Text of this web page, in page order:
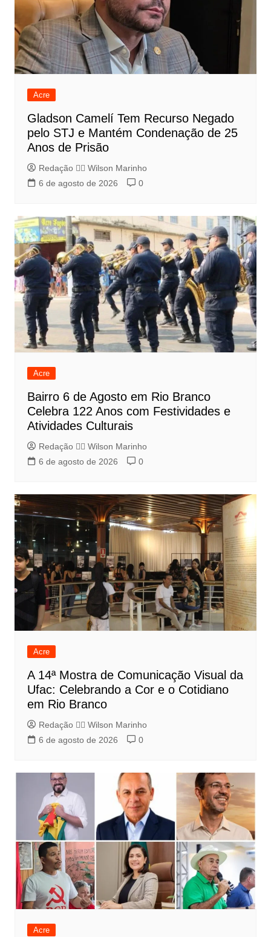
Acre
Gladson Camelí Tem Recurso Negado
pelo STJ e Mantém Condenação de 25
Anos de Prisão
Redação 👨‍⚖️​ Wilson Marinho
6 de agosto de 2026
0
Acre
Bairro 6 de Agosto em Rio Branco
Celebra 122 Anos com Festividades e
Atividades Culturais
Redação 👨‍⚖️​ Wilson Marinho
6 de agosto de 2026
0
Acre
A 14ª Mostra de Comunicação Visual da
Ufac: Celebrando a Cor e o Cotidiano
em Rio Branco
Redação 👨‍⚖️​ Wilson Marinho
6 de agosto de 2026
0
Acre